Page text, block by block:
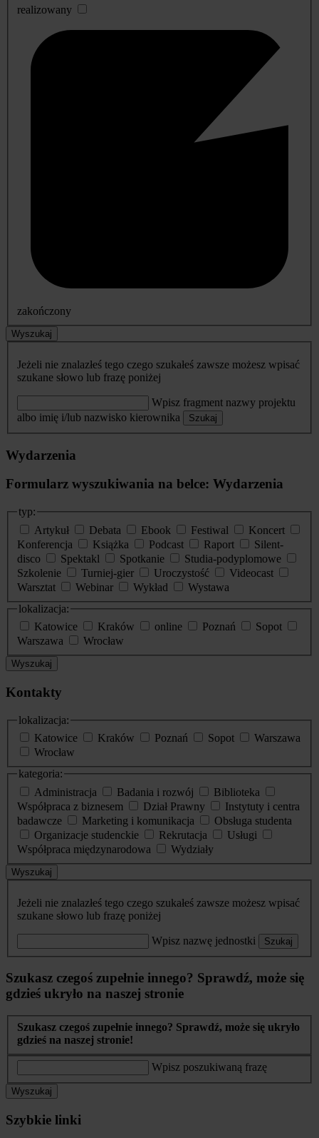
realizowany
zakończony
Wyszukaj
Jeżeli nie znalazłeś tego czego szukałeś zawsze możesz wpisać
szukane słowo lub frazę poniżej
Wpisz fragment nazwy projektu
albo imię i/lub nazwisko kierownika
Szukaj
Wydarzenia
Formularz wyszukiwania na belce: Wydarzenia
typ:
Artykuł
Debata Ebook Festiwal
Koncert
Konferencja
Książka Podcast Raport
Silent-
disco
Spektakl Spotkanie
Studia-podyplomowe
Szkolenie
Turniej-gier Uroczystość
Videocast
Warsztat
Webinar Wykład
Wystawa
lokalizacja:
Katowice
Kraków online Poznań
Sopot
Warszawa
Wrocław
Wyszukaj
Kontakty
lokalizacja:
Katowice
Kraków Poznań Sopot
Warszawa
Wrocław
kategoria:
Administracja
Badania i rozwój
Biblioteka
Współpraca z biznesem
Dział Prawny
Instytuty i centra
badawcze
Marketing i komunikacja
Obsługa studenta
Organizacje studenckie
Rekrutacja
Usługi
Współpraca międzynarodowa
Wydziały
Wyszukaj
Jeżeli nie znalazłeś tego czego szukałeś zawsze możesz wpisać
szukane słowo lub frazę poniżej
Wpisz nazwę jednostki Szukaj
Szukasz czegoś zupełnie innego? Sprawdź, może się
gdzieś ukryło na naszej stronie
Szukasz czegoś zupełnie innego? Sprawdź, może się ukryło
gdzieś na naszej stronie!
Wpisz poszukiwaną frazę
Wyszukaj
Szybkie linki